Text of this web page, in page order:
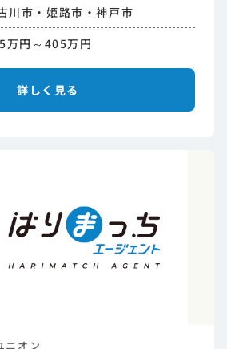
川市・姫路市・神戸市
万円～405万円
詳しく見る
ニオン